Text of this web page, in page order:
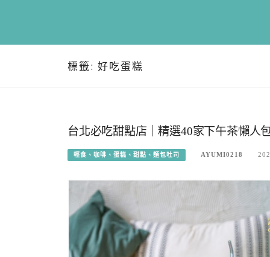
標籤: 好吃蛋糕
台北必吃甜點店｜精選40家下午茶懶人
輕食、咖啡、蛋糕、甜點、麵包吐司 AYUMI0218